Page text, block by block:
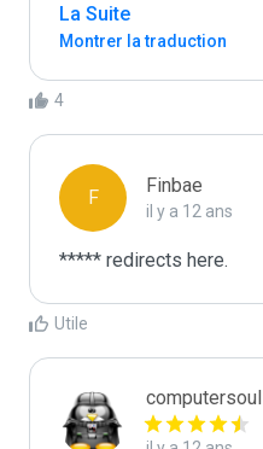
La Suite
Montrer la traduction
4
F
Finbae
il y a 12 ans
***** redirects here.
Utile
computersoul